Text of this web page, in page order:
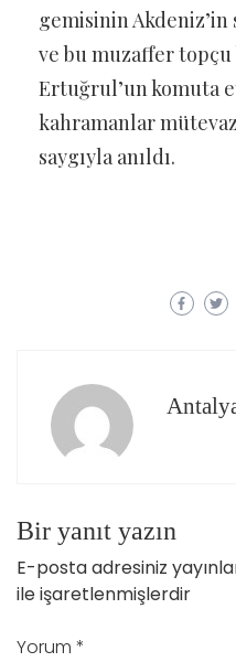
gemisinin
ve bu muzaffer
Ertuğrul’un komuta
kahramanlar
saygıyla anıldı.
Bir yanıt yazın
E-posta adresiniz
ile işaretlenmişlerdir
Yorum *